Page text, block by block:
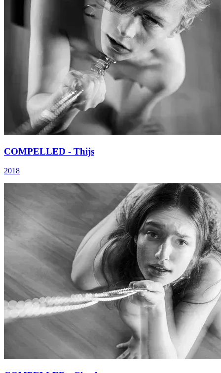
COMPELLED - Thijs
2018